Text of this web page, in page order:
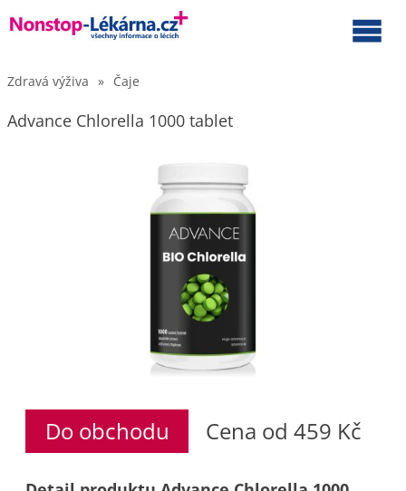
Zdravá výživa » Čaje
Advance Chlorella 1000 tablet
Do obchodu Cena od 459 Kč